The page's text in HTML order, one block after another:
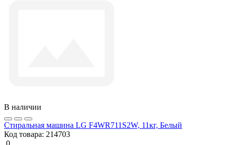
В наличии
Стиральная машина LG F4WR711S2W, 11кг, Белый
Код товара: 214703
0